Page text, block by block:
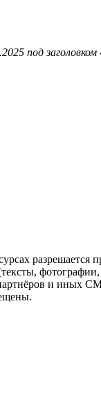
под
разрешается
фотографии,
и иных